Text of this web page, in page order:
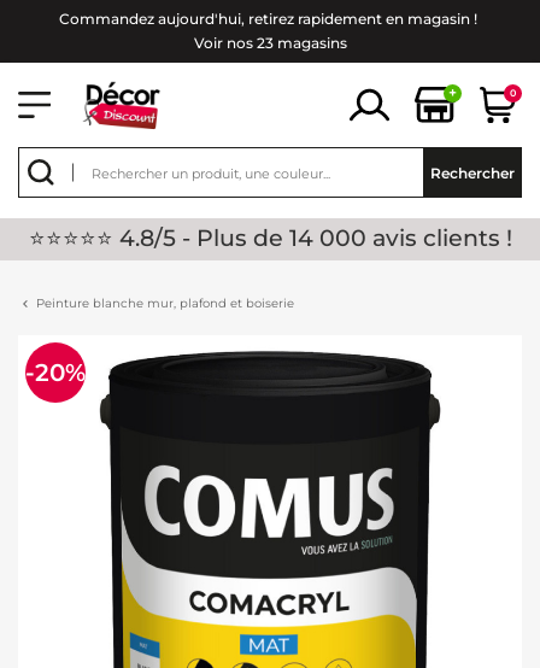
Commandez aujourd'hui, retirez rapidement en magasin !
Voir nos 23 magasins
+ 0
Rechercher
⭐⭐⭐⭐⭐ 4.8/5 - Plus de 14 000 avis clients !
Peinture blanche mur, plafond et boiserie
-20%